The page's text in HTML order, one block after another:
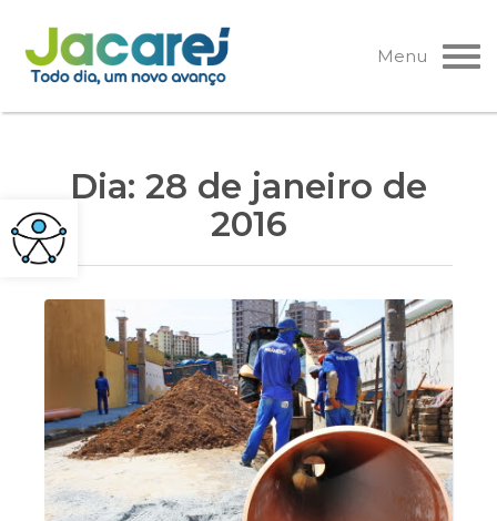
Pular
para
o
Menu
Dia: 28 de janeiro de
2016